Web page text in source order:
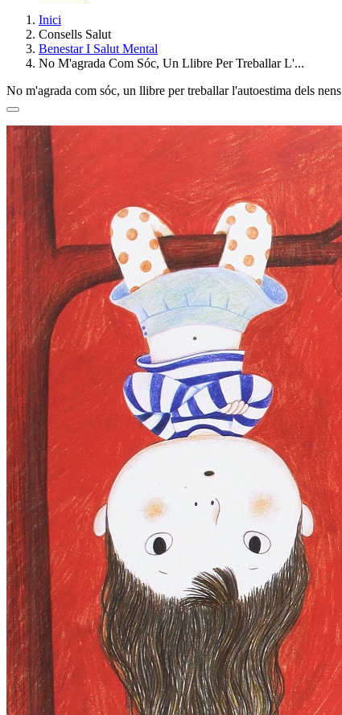
Breadcrumb
Inici
Consells Salut
Benestar I Salut Mental
No M'agrada Com Sóc, Un Llibre Per Treballar L'...
No m'agrada com sóc, un llibre per treballar l'autoestima dels nens